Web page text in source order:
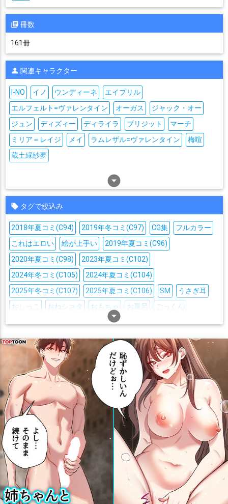
冊数
161冊
関連キャラクター
arrow_drop_down_circle
I-NO イノ ウンディーネ
エイプリル
エルフェルト=ヴァレンタイン
オーガス
ジャック・オー
ジュン
ディズィー ディライラ ブリジット
マーチ
ミリア＝レイジ
メイ ラムレザル=ヴァレンタイン
梅喧
蔵土縁紗夢
タグで絞込み
arrow_drop_down_circle
2018年夏コミ(C94) 2019年冬コミ(C97) CG集
フルカラー
これはエロい
絵が上手い
2019年夏コミ(C96)
2020年夏コミ(C98)
2023年夏コミ(C102)
2024年冬コミ(C105)
2024年夏コミ(C104)
2025年冬コミ(C107)
2025年夏コミ(C106) SM
うさぎ耳
おしっこ
おねショタ おもちゃ お風呂
ごっくん
つるぺた
ぬるぬる ふたなり ぶっかけ
アヘ顔
イラマチオ
オナニー オホ声 サンタ スク水
タイツ
ダブルピース
ダブルフェラ ツインテール
トロ顔
ニプルファック
ニーソ ハーレム バック
バニー
パイズリ
フェラ ボテ腹 マイクロ水着 メイド
メガネ
メスガキ
モンスター姦 ラブラブ レズ
丸呑み
乱交
二穴 人妻・熟女 処女 即堕ち
口内射精
和服・着物
噴乳 堕落 女性化 妊娠
媚薬・催眠
寝取られ
寝顔 尻穴 拘束 授乳手コキ 撮影
水着
淫乱
爆乳 猫耳 獣姦 獣耳 男の娘 男受け
目隠し
睡姦
羞恥 腋コキ 裸エプロン 褐色肌 触手
調教
貧乳
足コキ 顔射 風俗 キス 画集 巨乳 むちむち